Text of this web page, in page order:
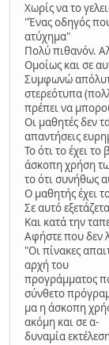
Χωρίς να το
"Ένας οδηγός
ατύχημα"
Πολύ πιθανόν.
Ομοίως και σε
Συμφωνώ
στερεότυπα
πρέπει να
Οι μαθητές δεν
απαντήσεις
Το ότι το έχει το
άσκοπη χρήση
το ότι συνήθως
Ο μαθητής έχει
Σε αυτό
Και κατά την
Αφήστε που δεν
"Οι πίνακες
αρχή του
προγράμματος
σύνθετο
μα η άσκοπη
ακόμη και σε α-
δυναμία